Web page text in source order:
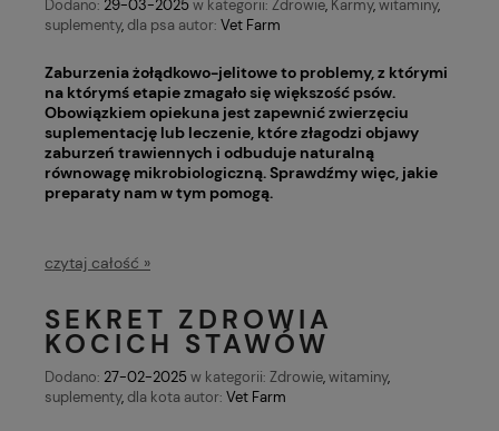
Dodano: 29-03-2025w kategorii: Zdrowie, Karmy,witaminy,
suplementy,dla psa autor: Vet Farm
Zaburzenia żołądkowo-jelitowe to problemy, z którymi
na którymś etapie zmagało się większość psów.
Obowiązkiem opiekuna jest zapewnić zwierzęciu
suplementację lub leczenie, które złagodzi objawy
zaburzeń trawiennych i odbuduje naturalną
równowagę mikrobiologiczną. Sprawdźmy więc, jakie
preparaty nam w tym pomogą.
czytaj całość »
SEKRET ZDROWIA
KOCICH STAWÓW
Dodano: 27-02-2025w kategorii: Zdrowie,witaminy,
suplementy,dla kota autor: Vet Farm